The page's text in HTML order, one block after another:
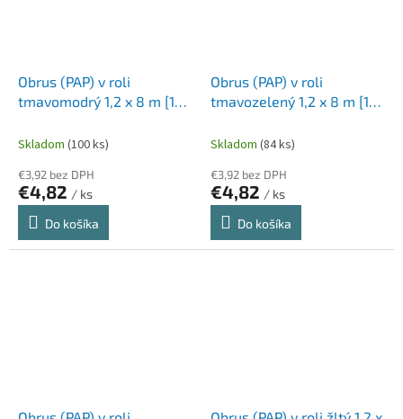
Obrus (PAP) v roli
tmavomodrý 1,2 x 8 m [1
Skladom (100 ks)
€3,92 bez DPH
€4,82 / ks
Do košíka
Obrus (PAP) v roli
tmavozelený 1,2 x 8 m [1
Skladom (84 ks)
€3,92 bez DPH
€4,82 / ks
Do košíka